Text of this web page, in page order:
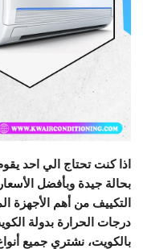
اذا كنت تحتاج الي احد
بحالة جيدة وبأفضل
التكييف من أهم الأجهزة
درجات الحرارة بدولة
بالكويت، نشتري جميع